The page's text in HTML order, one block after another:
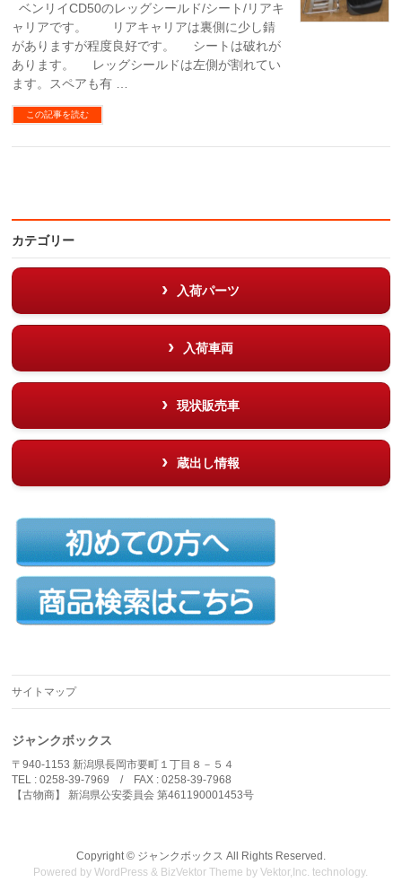
ベンリイCD50のレッグシールド/シート/リアキ
ャリアです。 リアキャリアは裏側に少し錆
がありますが程度良好です。 シートは破れが
あります。 レッグシールドは左側が割れてい
ます。スペアも有 …
この記事を読む
カテゴリー
入荷パーツ
入荷車両
現状販売車
蔵出し情報
サイトマップ
ジャンクボックス
〒940-1153 新潟県長岡市要町１丁目８－５４
TEL : 0258-39-7969 / FAX : 0258-39-7968
【古物商】 新潟県公安委員会 第461190001453号
Copyright © ジャンクボックス All Rights Reserved.
Powered byWordPress & BizVektor Theme byVektor,Inc. technology.